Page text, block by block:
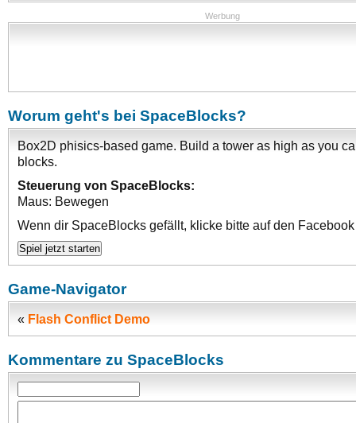
Werbung
Worum geht's bei SpaceBlocks?
Box2D phisics-based game. Build a tower as high as you
blocks.
Steuerung von SpaceBlocks:
Maus: Bewegen
Wenn dir SpaceBlocks gefällt, klicke bitte auf den
Game-Navigator
« Flash Conflict Demo
Kommentare zu SpaceBlocks